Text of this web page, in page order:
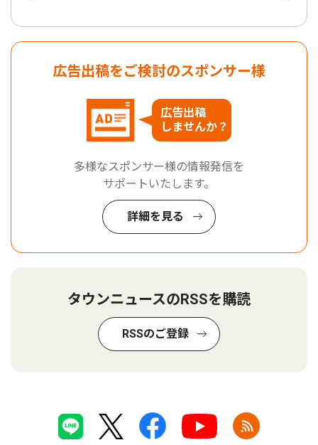
広告出稿をご検討のスポンサー様
広告出稿
しませんか？
多様なスポンサー様の情報発信を
サポートいたします。
詳細を見る
タウンニュースのRSSを購読
RSSのご登録